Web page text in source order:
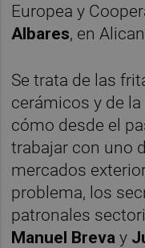
Europea y
Albares, en
Se trata de las
cerámicos y de
cómo desde el
trabajar con uno
mercados
problema, los
patronales
Manuel Brevay